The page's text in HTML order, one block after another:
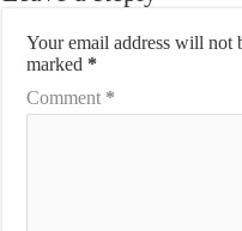
Your email address will not
marked *
Comment *